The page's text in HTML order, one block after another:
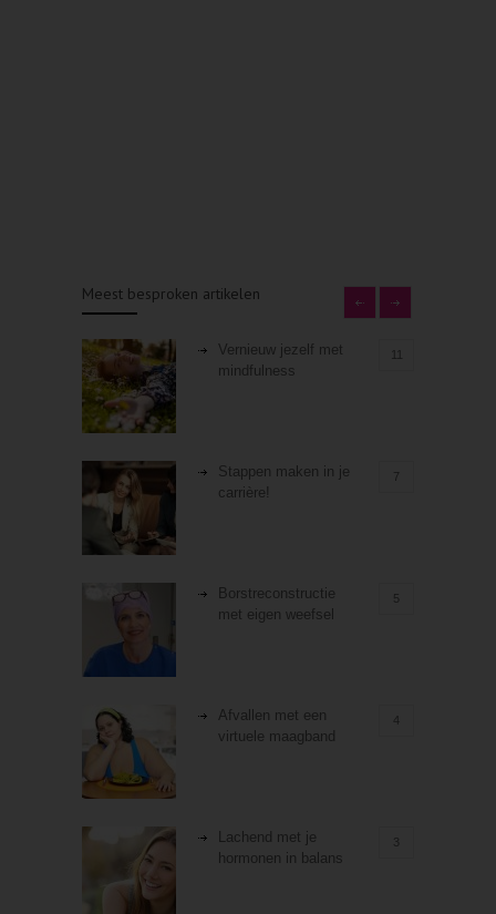
Meest besproken artikelen
Vernieuw jezelf met
mindfulness
Stappen maken in je
carrière!
7
Borstreconstructie
met eigen weefsel
5
Afvallen met een
virtuele maagband
Lachend met je
hormonen in balans
3